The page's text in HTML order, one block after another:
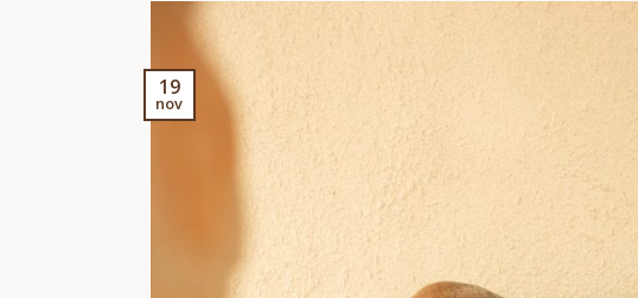
19
nov